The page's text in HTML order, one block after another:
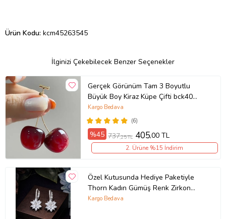
Ürün Kodu: kcm45263545
İlginizi Çekebilecek Benzer Seçenekler
Gerçek Görünüm Tam 3 Boyutlu
Büyük Boy Kiraz Küpe Çifti bck40
(Kırmızı)
(6)
Kargo Bedava
%45 737,25 TL 405,00 TL
2. Ürüne %15 İndirim
Özel Kutusunda Hediye Paketiyle
Thorn Kadın Gümüş Renk Zirkon
Taşlı Abiye Düğün Nişan Söz Parti
Kargo Bedava